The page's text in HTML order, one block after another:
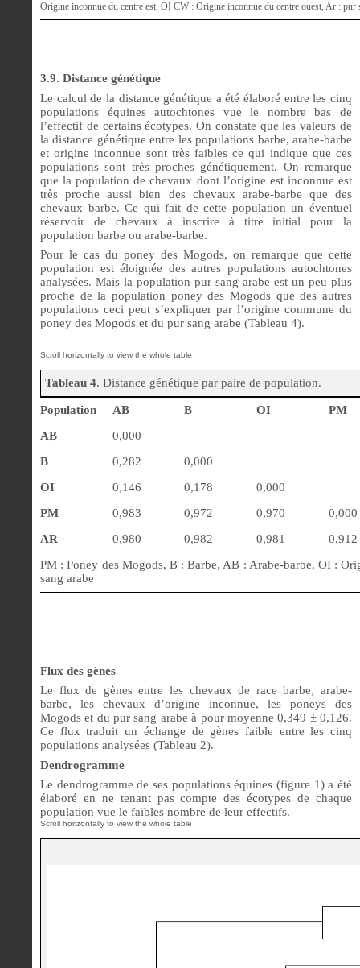
Origine inconnue du centre est, OI CW : Origine inconnue du centre ouest, Ar : pur
3.9. Distance génétique
Le calcul de la distance génétique a été élaboré entre les cinq
populations équines autochtones vue le nombre bas de
l’effectif de certains écotypes. On constate que les valeurs de
la distance génétique entre les populations barbe, arabe-barbe
et origine inconnue sont très faibles ce qui indique que ces
populations sont très proches génétiquement. On remarque
que la population de chevaux dont l’origine est inconnue est
très proche aussi bien des chevaux arabe-barbe que des
chevaux barbe. Ce qui fait de cette population un éventuel
réservoir de chevaux à inscrire à titre initial pour la
population barbe ou arabe-barbe.
Pour le cas du poney des Mogods, on remarque que cette
population est éloignée des autres populations autochtones
analysées. Mais la population pur sang arabe est un peu plus
proche de la population poney des Mogods que des autres
populations ceci peut s’expliquer par l’origine commune du
poney des Mogods et du pur sang arabe (Tableau 4).
Tableau 4. Distance génétique par paire de population.
Population AB B OI
PM
AB
0,000
B
0,282
0,000
OI
0,146 0,178
0,000
PM
0,983 0,972 0,970
0,000
AR
0,980 0,982 0,981
0,912
PM : Poney des Mogods, B : Barbe, AB : Arabe-barbe, OI :
sang arabe
Flux des gènes
Le flux de gènes entre les chevaux de race barbe, arabe-
barbe, les chevaux d’origine inconnue, les poneys des
Mogods et du pur sang arabe à pour moyenne 0,349 ± 0,126.
Ce flux traduit un échange de gènes faible entre les cinq
populations analysées (Tableau 2).
Dendrogramme
Le dendrogramme de ses populations équines (figure 1) a été
élaboré en ne tenant pas compte des écotypes de chaque
population vue le faibles nombre de leur effectifs.